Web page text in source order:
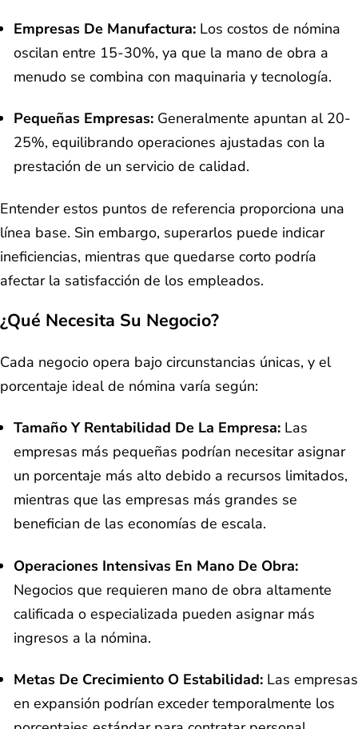
Empresas De Manufactura: Los costos de nómina
oscilan entre 15-30%, ya que la mano de obra a
menudo se combina con maquinaria y tecnología.
Pequeñas Empresas: Generalmente apuntan al 20-
25%, equilibrando operaciones ajustadas con la
prestación de un servicio de calidad.
Entender estos puntos de referencia proporciona una
línea base. Sin embargo, superarlos puede indicar
ineficiencias, mientras que quedarse corto podría
afectar la satisfacción de los empleados.
¿Qué Necesita Su Negocio?
Cada negocio opera bajo circunstancias únicas, y el
porcentaje ideal de nómina varía según:
Tamaño Y Rentabilidad De La Empresa: Las
empresas más pequeñas podrían necesitar asignar
un porcentaje más alto debido a recursos limitados,
mientras que las empresas más grandes se
benefician de las economías de escala.
Operaciones Intensivas En Mano De Obra:
Negocios que requieren mano de obra altamente
calificada o especializada pueden asignar más
ingresos a la nómina.
Metas De Crecimiento O Estabilidad: Las empresas
en expansión podrían exceder temporalmente los